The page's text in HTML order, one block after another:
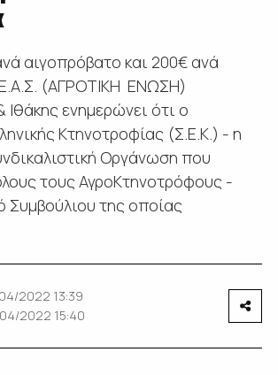
αιγοπρόβατο και 200€ ανά
(ΑΓΡΟΤΙΚΗ ΕΝΩΣΗ)
Ιθάκης ενημερώνει ότι ο
Κτηνοτροφίας (Σ.Ε.Κ.) - η
Οργάνωση που
τους ΑγροΚτηνοτρόφους -
Συμβούλιου της οποίας
2022 13:39
2022 15:40